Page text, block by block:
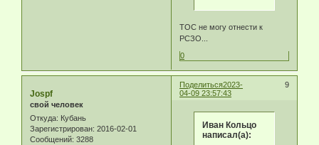
ТОС не могу отнести к
РСЗО...
0
Поделиться 9
2023-
04-09 23:57:43
Jospf
свой человек
Откуда: Кубань
Зарегистрирован: 2016-02-01
Сообщений: 3288
Иван Кольцо
написал(а):